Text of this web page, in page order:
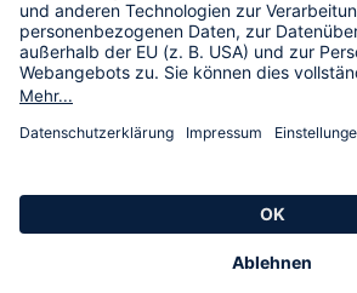
HSE International